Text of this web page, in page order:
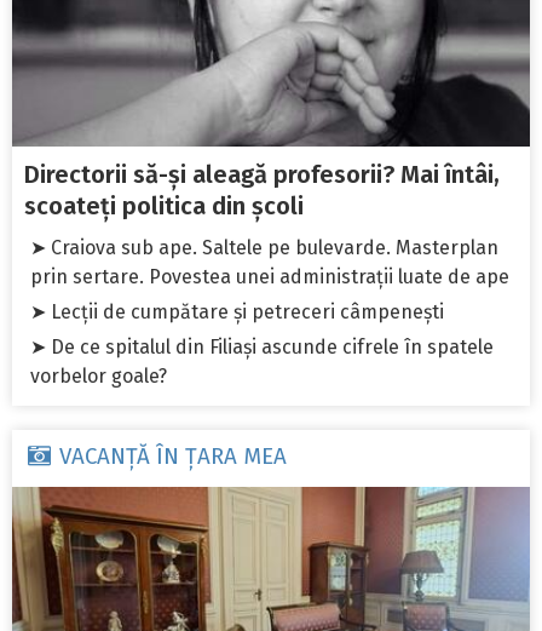
Directorii să-și aleagă profesorii? Mai întâi,
scoateți politica din școli
➤ Craiova sub ape. Saltele pe bulevarde. Masterplan
prin sertare. Povestea unei administrații luate de ape
➤ Lecții de cumpătare și petreceri câmpenești
➤ De ce spitalul din Filiași ascunde cifrele în spatele
vorbelor goale?
VACANȚĂ ÎN ȚARA MEA